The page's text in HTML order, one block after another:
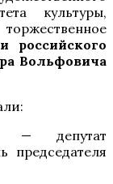
культуры,
российского
Вольфовича
— депутат
председателя